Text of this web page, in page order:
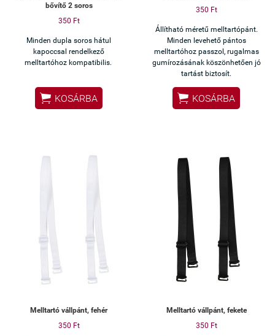
bővítő 2 soros
350 Ft
Minden dupla soros hátul
kapoccsal rendelkező
melltartóhoz kompatibilis.
 KOSÁRBA
350 Ft
Állítható méretű melltartópánt.
Minden levehető pántos
melltartóhoz passzol, rugalmas
gumírozásának köszönhetően jó
tartást biztosít.
 KOSÁRBA
Melltartó vállpánt, fehér
350 Ft
Melltartó vállpánt, fekete
350 Ft